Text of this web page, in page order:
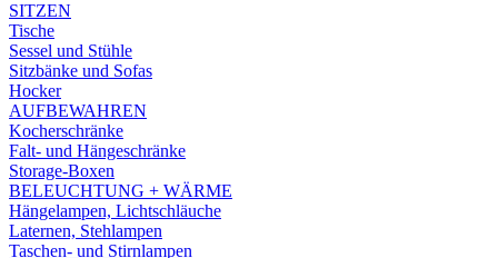
SITZEN
Tische
Sessel und Stühle
Sitzbänke und Sofas
Hocker
AUFBEWAHREN
Kocherschränke
Falt- und Hängeschränke
Storage-Boxen
BELEUCHTUNG + WÄRME
Hängelampen, Lichtschläuche
Laternen, Stehlampen
Taschen- und Stirnlampen